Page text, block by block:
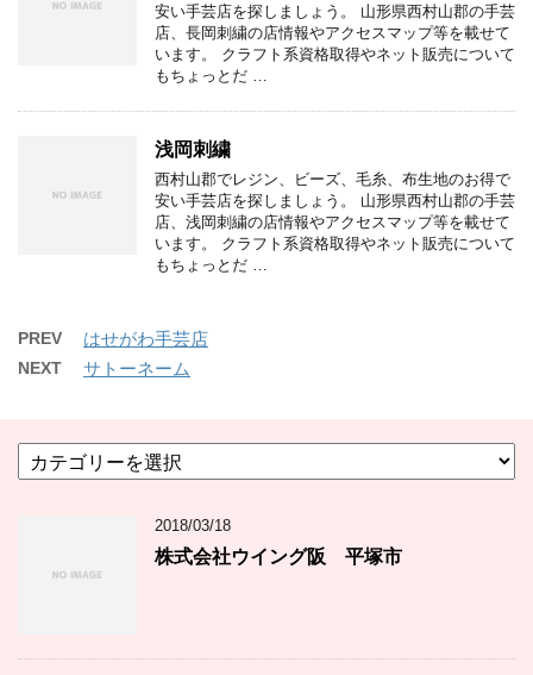
安い手芸店を探しましょう。 山形県西村山郡の手芸
店、長岡刺繍の店情報やアクセスマップ等を載せて
います。 クラフト系資格取得やネット販売について
もちょっとだ …
浅岡刺繍
西村山郡でレジン、ビーズ、毛糸、布生地のお得で
安い手芸店を探しましょう。 山形県西村山郡の手芸
店、浅岡刺繍の店情報やアクセスマップ等を載せて
います。 クラフト系資格取得やネット販売について
もちょっとだ …
PREV はせがわ手芸店
NEXT サトーネーム
テ
2018/03/18
株式会社ウイング阪 平塚市